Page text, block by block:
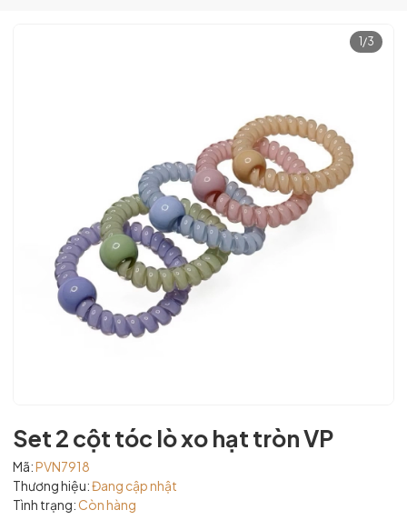
1 /3
Set 2 cột tóc lò xo hạt tròn VP
Mã:PVN7918
Thương hiệu:Đang cập nhật
Tình trạng:Còn hàng